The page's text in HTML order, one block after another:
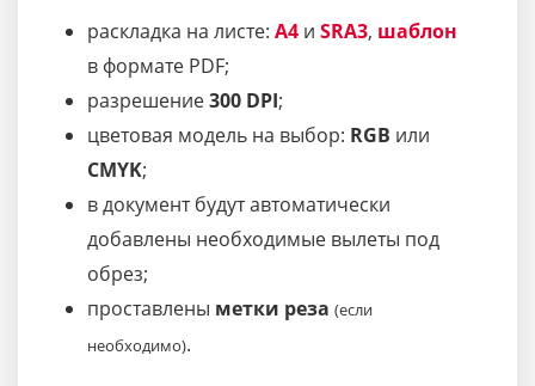
раскладка на листе: A4 и SRA3, шаблон
в формате PDF;
разрешение300 DPI;
цветовая модель на выбор: RGB или
CMYK;
в документ будут автоматически
добавлены необходимые вылеты под
обрез;
проставлены метки реза (если
необходимо).